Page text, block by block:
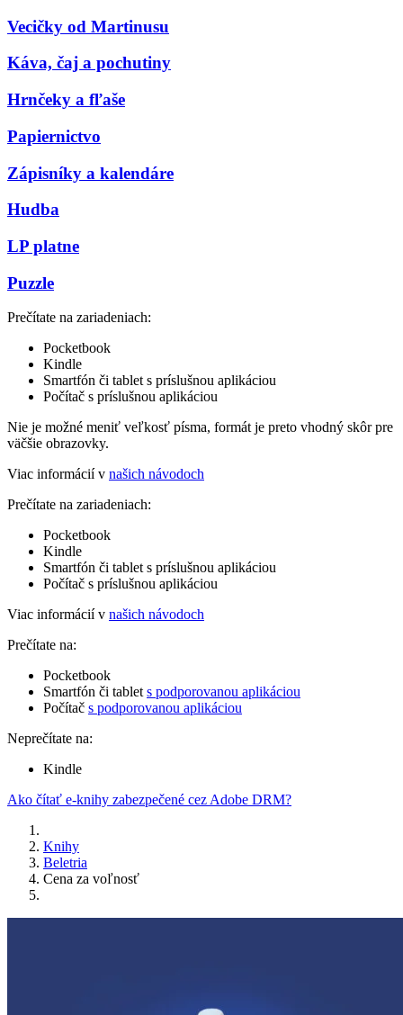
Vecičky od Martinusu
Káva, čaj a pochutiny
Hrnčeky a fľaše
Papiernictvo
Zápisníky a kalendáre
Hudba
LP platne
Puzzle
Prečítate na zariadeniach:
Pocketbook
Kindle
Smartfón či tablet s príslušnou aplikáciou
Počítač s príslušnou aplikáciou
Nie je možné meniť veľkosť písma, formát je preto vhodný skôr pre
väčšie obrazovky.
Viac informácií v našich návodoch
Prečítate na zariadeniach:
Pocketbook
Kindle
Smartfón či tablet s príslušnou aplikáciou
Počítač s príslušnou aplikáciou
Viac informácií v našich návodoch
Prečítate na:
Pocketbook
Smartfón či tablet s podporovanou aplikáciou
Počítač s podporovanou aplikáciou
Neprečítate na:
Kindle
Ako čítať e-knihy zabezpečené cez Adobe DRM?
Knihy
Beletria
Cena za voľnosť